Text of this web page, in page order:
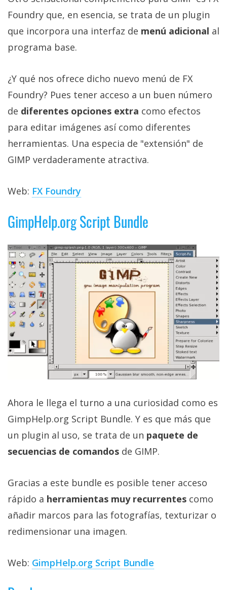
Foundry que, en esencia, se trata de un plugin
que incorpora una interfaz de menú adicional al
programa base.
¿Y qué nos ofrece dicho nuevo menú de FX
Foundry? Pues tener acceso a un buen número
de diferentes opciones extra como efectos
para editar imágenes así como diferentes
herramientas. Una especia de "extensión" de
GIMP verdaderamente atractiva.
Web: FX Foundry
GimpHelp.org Script Bundle
Ahora le llega el turno a una curiosidad como es
GimpHelp.org Script Bundle. Y es que más que
un plugin al uso, se trata de un paquete de
secuencias de comandos de GIMP.
Gracias a este bundle es posible tener acceso
rápido a herramientas muy recurrentes como
añadir marcos para las fotografías, texturizar o
redimensionar una imagen.
Web: GimpHelp.org Script Bundle